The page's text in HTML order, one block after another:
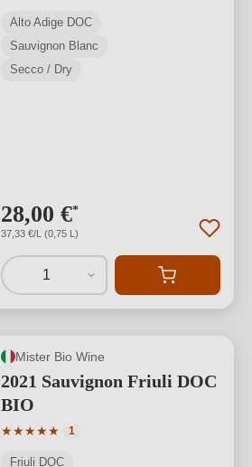
Alto Adige DOC
Sauvignon Blanc
Secco / Dry
28,00 €*
37,33 €/L (0,75 L)
1
Mister Bio Wine
2021 Sauvignon Friuli DOC
BIO
★★★★★
Valutazione media di 5 su 5 stelle
1
Friuli DOC